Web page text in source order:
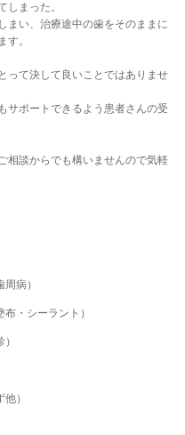
しまった。
まい、治療途中の歯をそのままに
す。
って決して良いことではありませ
サポートできるよう患者さんの受
相談からでも構いませんので気軽
病）
・シーラント）
）